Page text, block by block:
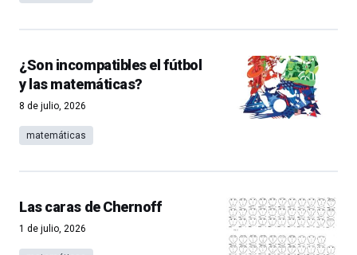
¿Son incompatibles el fútbol
y las matemáticas?
8 de julio, 2026
matemáticas
Las caras de Chernoff
1 de julio, 2026